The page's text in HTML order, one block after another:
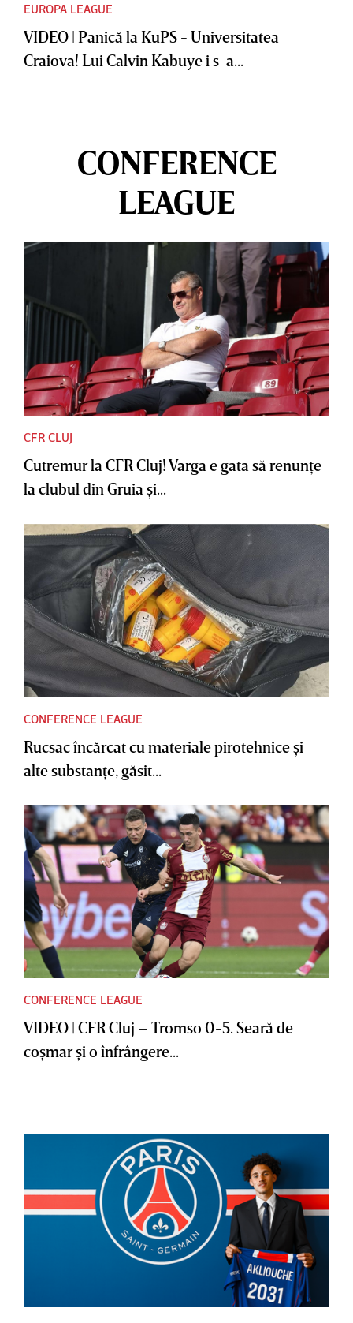
EUROPA LEAGUE
VIDEO | Panică la KuPS - Universitatea
Craiova! Lui Calvin Kabuye i s-a...
CONFERENCE
LEAGUE
CFR CLUJ
Cutremur la CFR Cluj! Varga e gata să renunţe
la clubul din Gruia şi...
CONFERENCE LEAGUE
Rucsac încărcat cu materiale pirotehnice şi
alte substanţe, găsit...
CONFERENCE LEAGUE
VIDEO | CFR Cluj – Tromso 0-5. Seară de
coşmar şi o înfrângere...